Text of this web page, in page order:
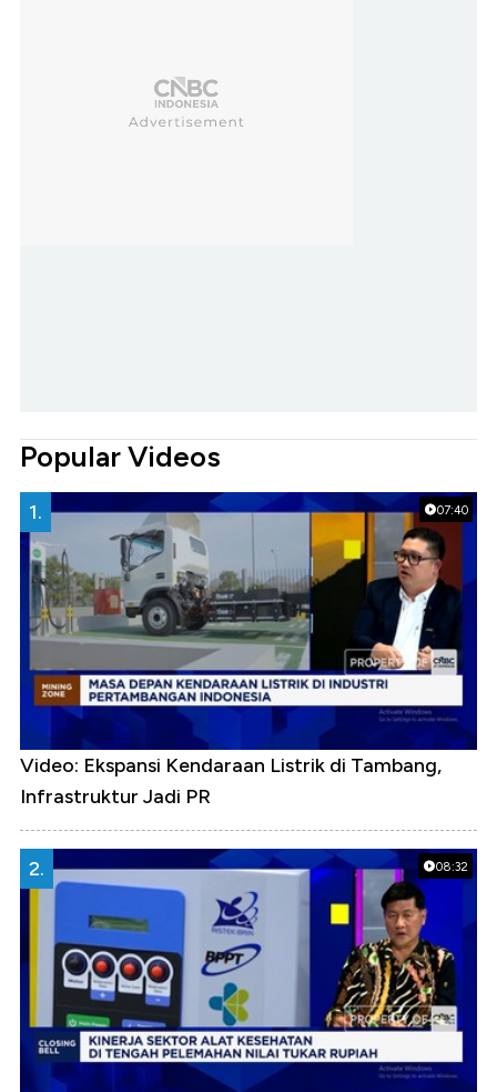
Popular Videos
07:40
1.
Video: Ekspansi Kendaraan Listrik di Tambang,
Infrastruktur Jadi PR
08:32
2.